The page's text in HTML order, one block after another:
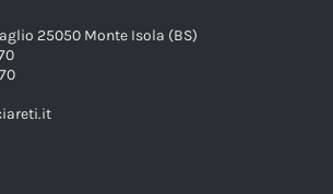
25050 Monte Isola (BS)